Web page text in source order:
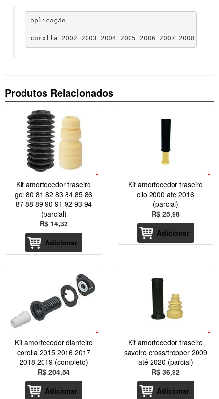
aplicação
corolla 2002 2003 2004 2005 2006 2007 2008 2009
Produtos Relacionados
Kit amortecedor traseiro
gol 80 81 82 83 84 85 86
87 88 89 90 91 92 93 94
(parcial)
R$ 14,32
Adicionar
Kit amortecedor traseiro
clio 2000 até 2016
(parcial)
R$ 25,98
Adicionar
Kit amortecedor dianteiro
corolla 2015 2016 2017
2018 2019 (completo)
R$ 204,54
Adicionar
Kit amortecedor traseiro
saveiro cross/tropper 2009
até 2020 (parcial)
R$ 36,92
Adicionar